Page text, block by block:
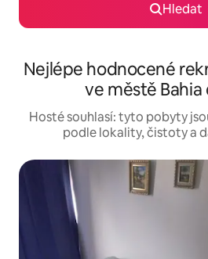
Hledat
Nejlépe hodnocené
ve městě Bahia
Hosté souhlasí: tyto pobyty
podle lokality, čistoty a